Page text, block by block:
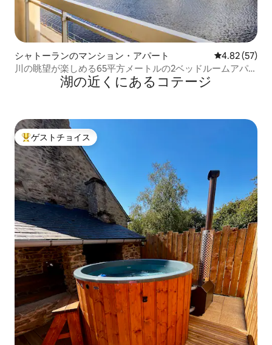
シャトーランのマンション・アパート レビュー57
4.82 (57)
川の眺望が楽しめる65平方メートルの2ベッドルームアパー
湖の近くにあるコテージ
大好評のゲストチョイスです。
ゲストチョイス